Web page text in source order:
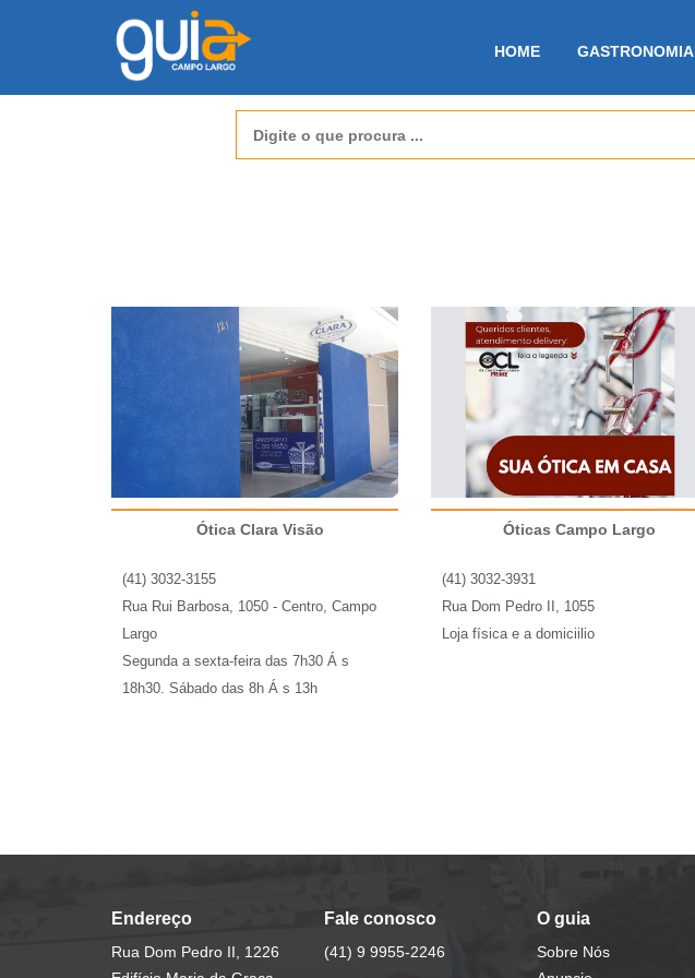
HOME GASTRONOMIA
Ótica Clara Visão
(41) 3032-3155
Rua Rui Barbosa, 1050 - Centro, Campo
Largo
Segunda a sexta-feira das 7h30 Á s
18h30. Sábado das 8h Á s 13h
Óticas Campo Largo
(41) 3032-3931
Rua Dom Pedro II, 1055
Loja física e a domiciilio
Endereço
Rua Dom Pedro II, 1226
Fale conosco
(41) 9 9955-2246
O guia
Sobre Nós